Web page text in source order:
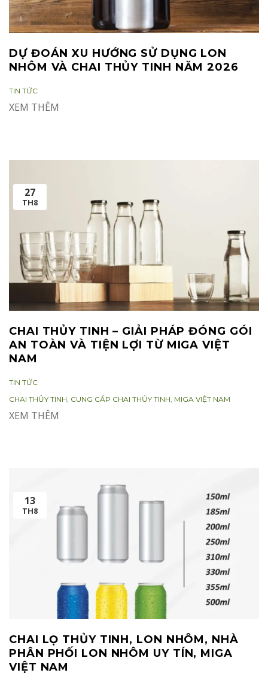
DỰ ĐOÁN XU HƯỚNG SỬ DỤNG LON
NHÔM VÀ CHAI THỦY TINH NĂM 2026
CATEGORIES:
TIN TỨC
XEM THÊM
CHAI THỦY TINH – GIẢI PHÁP ĐÓNG GÓI
AN TOÀN VÀ TIỆN LỢI TỪ MIGA VIỆT
NAM
CATEGORIES:
TIN TỨC
TAGS:
CHAI THỦY TINH CUNG CẤP CHAI THỦY TINH MIGA VIỆT NAM
27
TH8
XEM THÊM
CHAI LỌ THỦY TINH, LON NHÔM, NHÀ
PHÂN PHỐI LON NHÔM UY TÍN, MIGA
VIỆT NAM
13
TH8